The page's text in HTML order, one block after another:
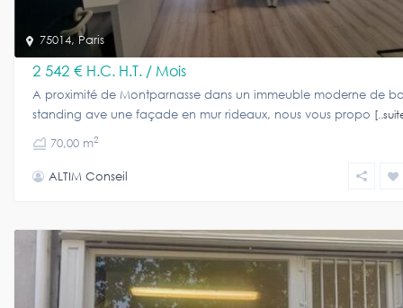
75014, Paris
2 542 € H.C. H.T. / Mois
A proximité de Montparnasse dans un immeuble moderne de
standing ave une façade en mur rideaux, nous vous propo
70,00 m2
ALTIM Conseil